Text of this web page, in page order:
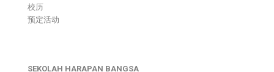
校历
预定活动
SEKOLAH HARAPAN BANGSA